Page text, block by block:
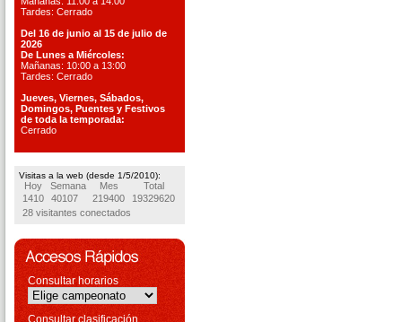
Tardes: Cerrado
Del 16 de junio al 15 de julio de
2026
De Lunes a Miércoles:
Mañanas: 10:00 a 13:00
Tardes: Cerrado
Jueves, Viernes, Sábados,
Domingos, Puentes y Festivos
de toda la temporada:
Cerrado
Visitas a la web (desde 1/5/2010):
Hoy Semana Mes
Total
1410
40107 219400
19329620
28 visitantes conectados
Consultar horarios
Consultar clasificación